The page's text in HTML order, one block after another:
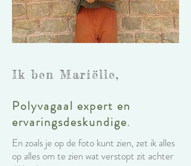
Ik ben Mariëlle,
Polyvagaal expert en
ervaringsdeskundige.
En zoals je op de foto kunt zien, zet ik alles
op alles om te zien wat verstopt zit achter